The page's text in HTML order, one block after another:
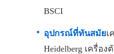
BSCI
อุปกรณ์ที่ทันสมัยเ
Heidelberg เครื่อ